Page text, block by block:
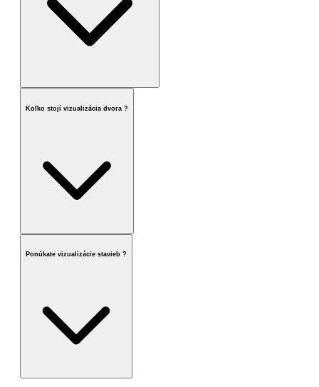
Koľko stojí vizualizácia dvora ?
Ponúkate vizualizácie stavieb ?